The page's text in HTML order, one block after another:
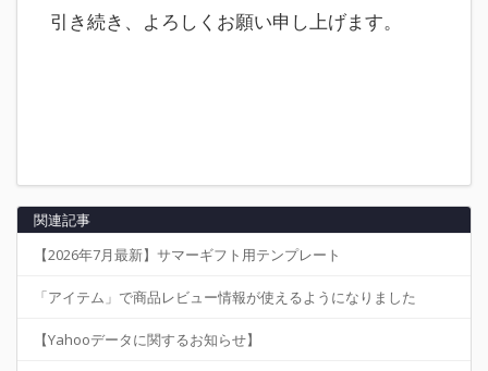
引き続き、よろしくお願い申し上げます。
関連記事
【2026年7月最新】サマーギフト用テンプレート
「アイテム」で商品レビュー情報が使えるようになりました
【Yahooデータに関するお知らせ】